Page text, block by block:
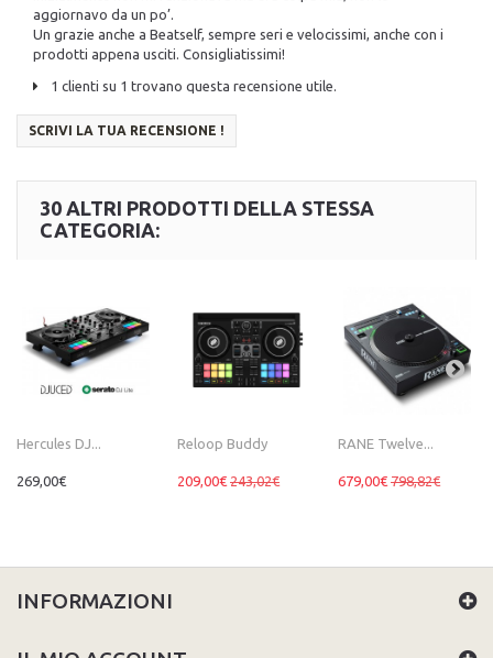
aggiornavo da un po’.
Un grazie anche a Beatself, sempre seri e velocissimi, anche con i
prodotti appena usciti. Consigliatissimi!
1 clienti su 1 trovano questa recensione utile.
SCRIVI LA TUA RECENSIONE !
30 ALTRI PRODOTTI DELLA STESSA
CATEGORIA:
Hercules DJ...
269,00€
Reloop Buddy
209,00€ 243,02€
RANE Twelve...
679,00€ 798,82€
INFORMAZIONI